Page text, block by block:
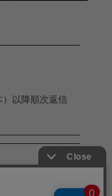
以降順次返信